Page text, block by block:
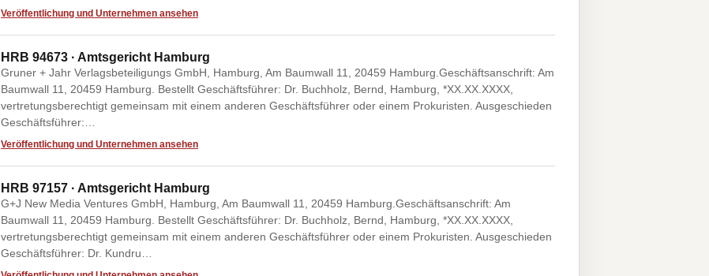
Veröffentlichung und Unternehmen ansehen
HRB 94673 · Amtsgericht Hamburg
Gruner + Jahr Verlagsbeteiligungs GmbH, Hamburg, Am Baumwall 11, 20459 Hamburg.Geschäftsanschrift: Am
Baumwall 11, 20459 Hamburg. Bestellt Geschäftsführer: Dr. Buchholz, Bernd, Hamburg, *XX.XX.XXXX,
vertretungsberechtigt gemeinsam mit einem anderen Geschäftsführer oder einem Prokuristen. Ausgeschieden
Geschäftsführer:…
Veröffentlichung und Unternehmen ansehen
HRB 97157 · Amtsgericht Hamburg
G+J New Media Ventures GmbH, Hamburg, Am Baumwall 11, 20459 Hamburg.Geschäftsanschrift: Am
Baumwall 11, 20459 Hamburg. Bestellt Geschäftsführer: Dr. Buchholz, Bernd, Hamburg, *XX.XX.XXXX,
vertretungsberechtigt gemeinsam mit einem anderen Geschäftsführer oder einem Prokuristen. Ausgeschieden
Geschäftsführer: Dr. Kundru…